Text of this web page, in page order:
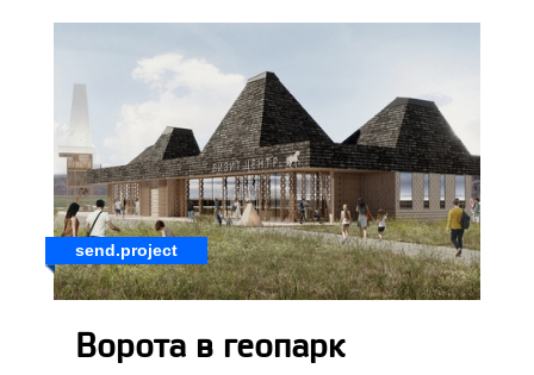
send.project
Ворота в геопарк